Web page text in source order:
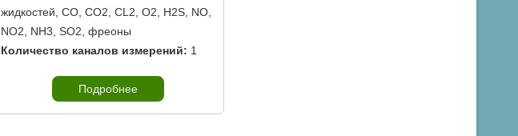
жидкостей, CO, CO2, CL2, O2, H2S, NO,
NO2, NH3, SO2, фреоны
Количество каналов измерений: 1
Подробнее